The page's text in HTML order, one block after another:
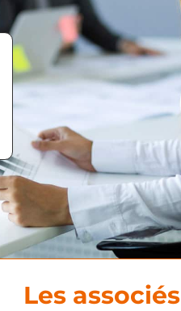
Les associés